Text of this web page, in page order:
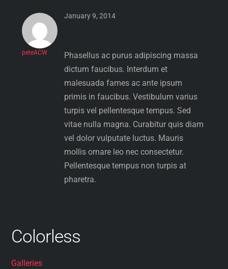
peteACW
January 9, 2014
Phasellus ac purus adipiscing massa
dictum faucibus. Interdum et
malesuada fames ac ante ipsum
primis in faucibus. Vestibulum varius
turpis vel pellentesque tempus. Sed
vitae nulla magna. Curabitur quis diam
vel dolor vulputate luctus. Mauris
mollis ornare leo nec consectetur.
Pellentesque tempus non turpis at
pharetra.
Colorless
Galleries